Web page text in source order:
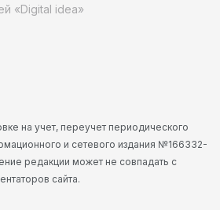
«Digital idea»
на учет, переучет периодического
и сетевого издания №166332-
редакции может не совпадать с
сайта.